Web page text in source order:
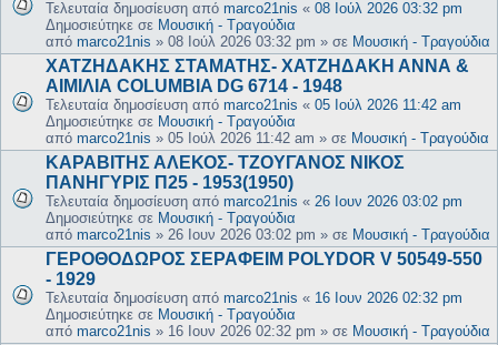
Τελευταία δημοσίευση από marco21nis « 08 Ιούλ 2026 03:32 pm
Δημοσιεύτηκε σε Μουσική - Τραγούδια
από marco21nis » 08 Ιούλ 2026 03:32 pm » σε Μουσική - Τραγούδια
ΧΑΤΖΗΔΑΚΗΣ ΣΤΑΜΑΤΗΣ- ΧΑΤΖΗΔΑΚΗ ΑΝΝΑ &
ΑΙΜΙΛΙΑ COLUMBIA DG 6714 - 1948
Τελευταία δημοσίευση από marco21nis « 05 Ιούλ 2026 11:42 am
Δημοσιεύτηκε σε Μουσική - Τραγούδια
από marco21nis » 05 Ιούλ 2026 11:42 am » σε Μουσική - Τραγούδια
ΚΑΡΑΒΙΤΗΣ ΑΛΕΚΟΣ- ΤΖΟΥΓΑΝΟΣ ΝΙΚΟΣ
ΠΑΝΗΓΥΡΙΣ Π25 - 1953(1950)
Τελευταία δημοσίευση από marco21nis « 26 Ιουν 2026 03:02 pm
Δημοσιεύτηκε σε Μουσική - Τραγούδια
από marco21nis » 26 Ιουν 2026 03:02 pm » σε Μουσική - Τραγούδια
ΓΕΡΟΘΟΔΩΡΟΣ ΣΕΡΑΦΕΙΜ POLYDOR V 50549-550
- 1929
Τελευταία δημοσίευση από marco21nis « 16 Ιουν 2026 02:32 pm
Δημοσιεύτηκε σε Μουσική - Τραγούδια
από marco21nis » 16 Ιουν 2026 02:32 pm » σε Μουσική - Τραγούδια